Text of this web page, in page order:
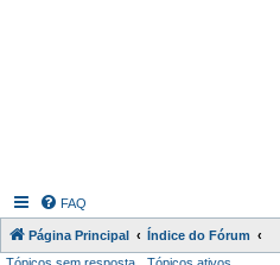
FAQ
Página Principal
Índice do Fórum